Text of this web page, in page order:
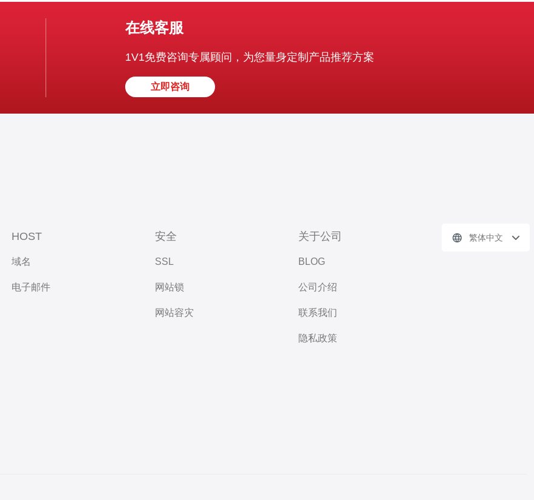
在线客服
1V1免费咨询专属顾问，为您量身定制产品推荐方案
立即咨询
HOST
域名
电子邮件
安全
SSL
网站锁
网站容灾
关于公司
BLOG
公司介绍
联系我们
隐私政策
繁体中文